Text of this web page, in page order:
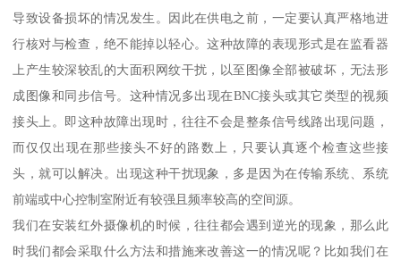
导致设备损坏的情况发生。因此在供电之前，一定要认真严格地进
行核对与检查，绝不能掉以轻心。这种故障的表现形式是在监看器
上产生较深较乱的大面积网纹干扰，以至图像全部被破坏，无法形
成图像和同步信号。这种情况多出现在BNC接头或其它类型的视频
接头上。即这种故障出现时，往往不会是整条信号线路出现问题，
而仅仅出现在那些接头不好的路数上，只要认真逐个检查这些接
头，就可以解决。出现这种干扰现象，多是因为在传输系统、系统
前端或中心控制室附近有较强且频率较高的空间源。
我们在安装红外摄像机的时候，往往都会遇到逆光的现象，那么此
时我们都会采取什么方法和措施来改善这一的情况呢？比如我们在